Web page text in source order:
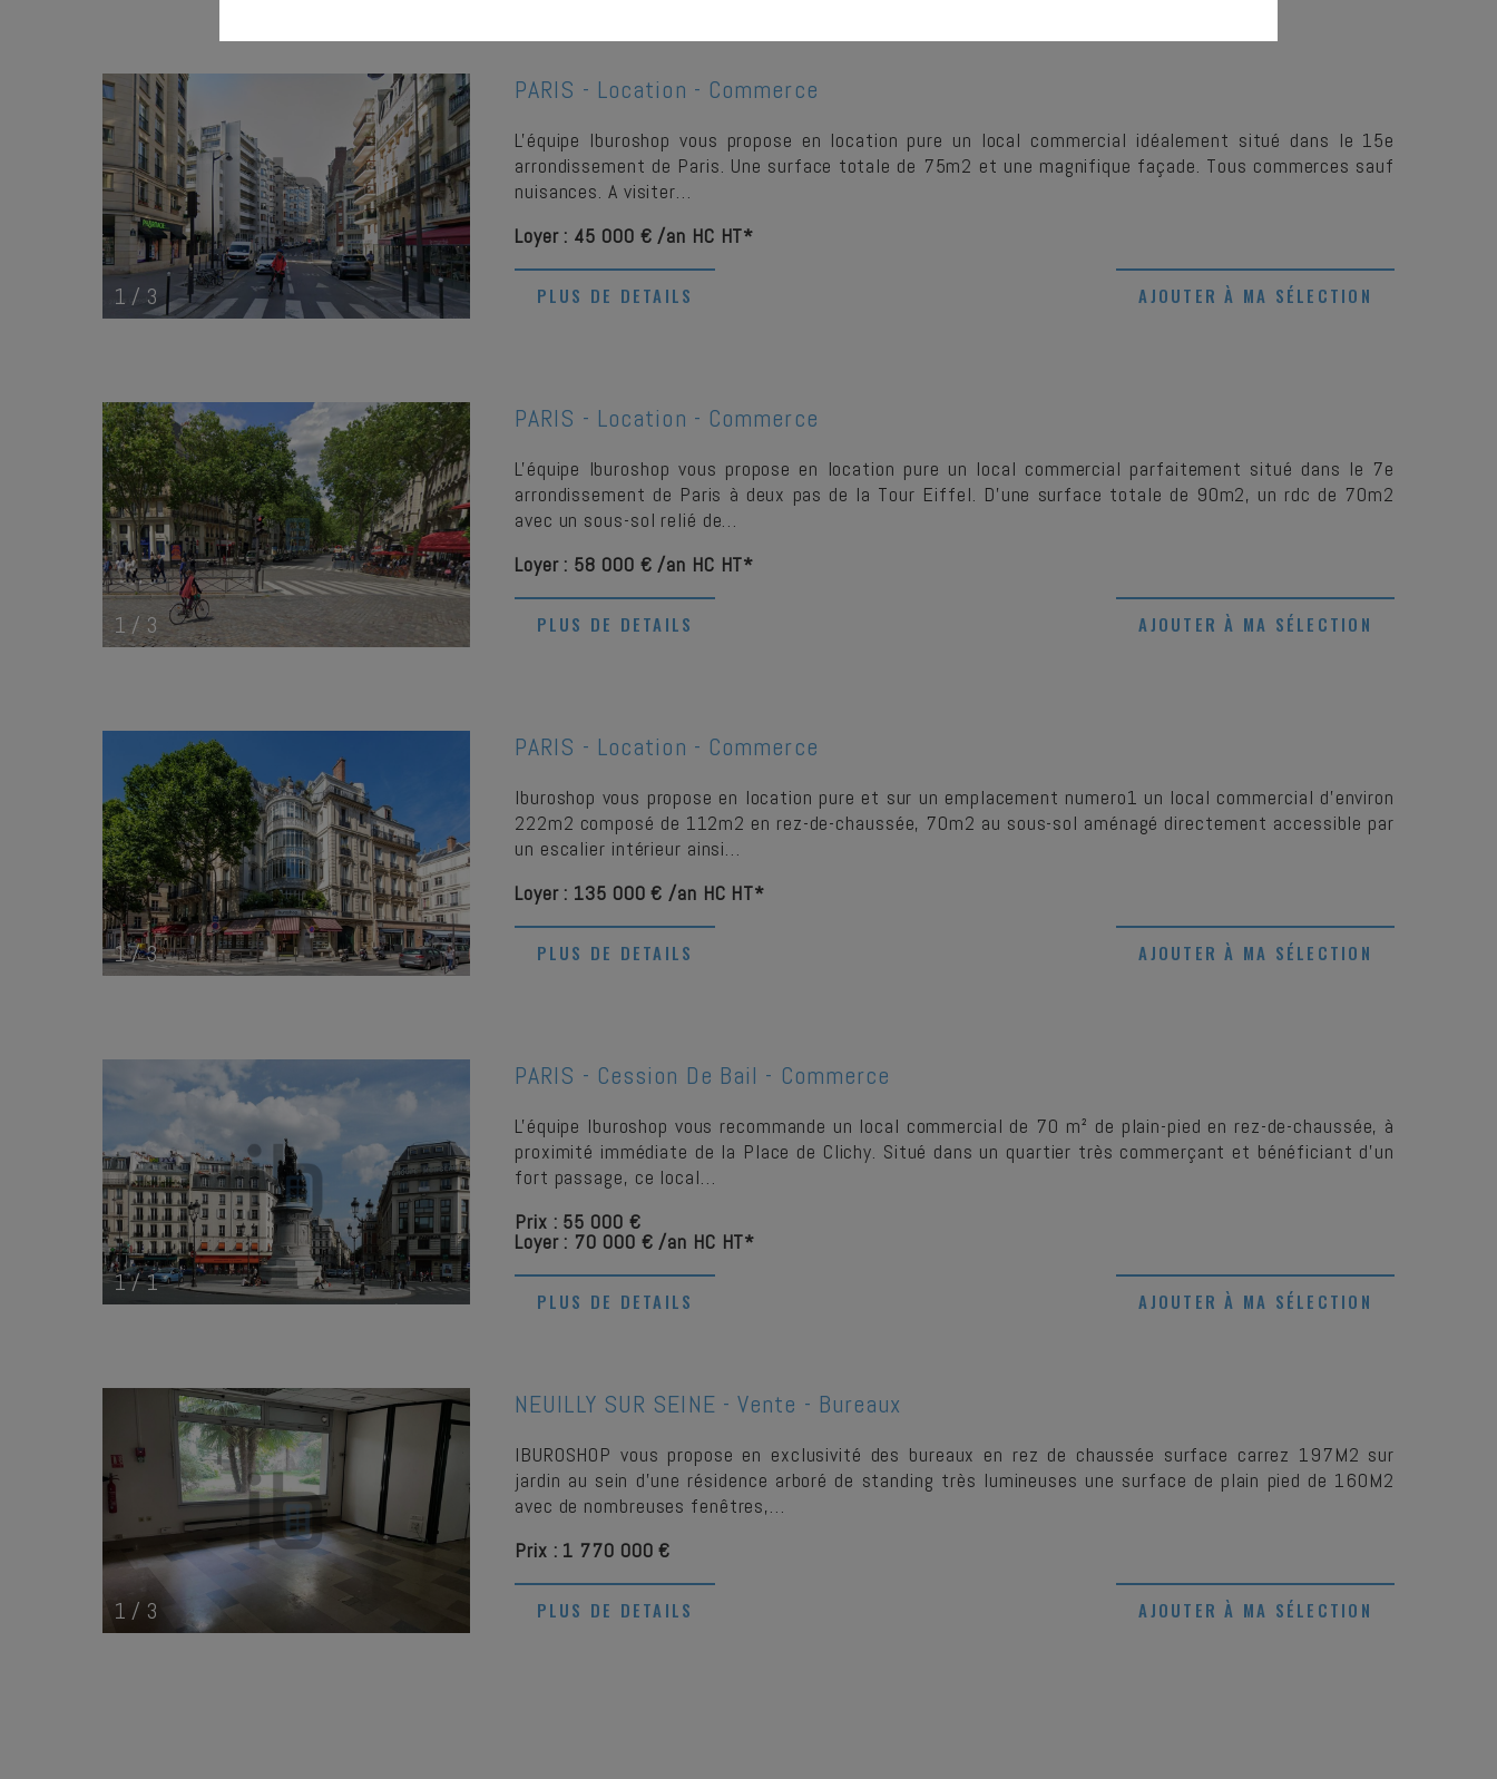
1 / 3
PARIS - Location - Commerce
L'équipe Iburoshop vous propose en location pure un local commercial idéalement situé dans le 15e
arrondissement de Paris. Une surface totale de 75m2 et une magnifique façade. Tous commerces sauf
nuisances. A visiter…
Loyer : 45 000 € /an HC HT*
PLUS DE DETAILS AJOUTER À MA SÉLECTION
1 / 3
PARIS - Location - Commerce
L'équipe Iburoshop vous propose en location pure un local commercial parfaitement situé dans le 7e
arrondissement de Paris à deux pas de la Tour Eiffel. D'une surface totale de 90m2, un rdc de 70m2
avec un sous-sol relié de…
Loyer : 58 000 € /an HC HT*
PLUS DE DETAILS AJOUTER À MA SÉLECTION
1/3
PARIS - Location - Commerce
Iburoshop vous propose en location pure et sur un emplacement numero1 un local commercial d'environ
222m2 composé de 112m2 en rez-de-chaussée, 70m2 au sous-sol aménagé directement accessible par
un escalier intérieur ainsi…
Loyer : 135 000 € /an HC HT*
PLUS DE DETAILS AJOUTER À MA SÉLECTION
1/1
PARIS - Cession De Bail - Commerce
L'équipe Iburoshop vous recommande un local commercial de 70 m² de plain-pied en rez-de-chaussée, à
proximité immédiate de la Place de Clichy. Situé dans un quartier très commerçant et bénéficiant d'un
fort passage, ce local…
Prix : 55 000 €
Loyer : 70 000 € /an HC HT*
PLUS DE DETAILS AJOUTER À MA SÉLECTION
1 / 3
NEUILLY SUR SEINE -Vente - Bureaux
IBUROSHOP vous propose en exclusivité des bureaux en rez de chaussée surface carrez 197M2 sur
jardin au sein d'une résidence arboré de standing très lumineuses une surface de plain pied de 160M2
avec de nombreuses fenêtres,…
Prix : 1 770 000 €
PLUS DE DETAILS AJOUTER À MA SÉLECTION